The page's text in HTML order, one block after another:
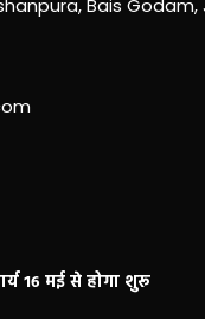
Bais
16 मई से होगा शुरू